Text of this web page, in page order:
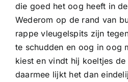
die goed het oog heeft in
Wederom op de rand van
rappe vleugelspits zijn
te schudden en oog in oog
kiest en vindt hij koeltjes
daarmee lijkt het dan